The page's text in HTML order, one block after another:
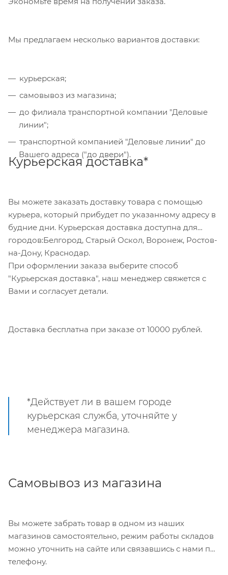
Также Вы можете оплатить товар, выбрав способ
"Банковский перевод", при этом будет
сформирован счет, который Вы сможете скачать
на странице оформления заказа и оплатить по
обратившись в отделение своего банка.
Для данного способа оплаты доступны к выбору
Мы предлагаем несколько вариантов доставки:
курьерская;
самовывоз из магазина;
до филиала транспортной компании "Деловые
линии";
транспортной компанией "Деловые линии" до
Вашего адреса ("до двери").
Курьерская доставка*
Вы можете заказать доставку товара с помощью
курьера, который прибудет по указанному адресу в
будние дни. Курьерская доставка доступна для
городов:Белгород, Старый Оскол, Воронеж, Ростов-
на-Дону, Краснодар.
При оформлении заказа выберите способ
"Курьерская доставка", наш менеджер свяжется с
Вами и согласует детали.
Доставка бесплатна при заказе от 10000 рублей.
*Действует ли в вашем городе
курьерская служба, уточняйте у
менеджера магазина.
Самовывоз из магазина
Вы можете забрать товар в одном из наших
магазинов самостоятельно, режим работы складов
можно уточнить на сайте или связавшись с нами по
телефону.